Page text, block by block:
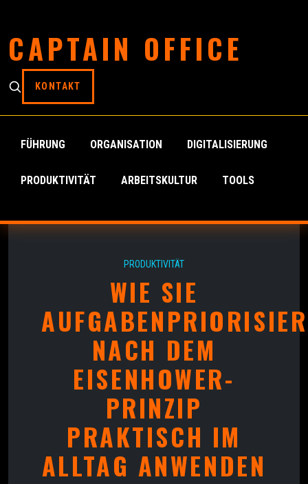
CAPTAIN OFFICE
KONTAKT
FÜHRUNG ORGANISATION DIGITALISIERUNG
PRODUKTIVITÄT ARBEITSKULTUR TOOLS
PRODUKTIVITÄT
WIE SIE
NACH DEM
EISENHOWER-
PRINZIP
PRAKTISCH IM
ALLTAG ANWENDEN